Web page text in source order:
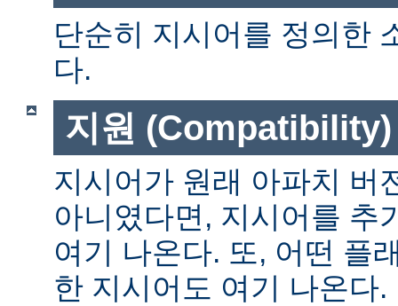
단순히 지시어를 정의한
다.
지원 (Compatibility)
지시어가 원래 아파치 버
아니였다면, 지시어를 추
여기 나온다. 또, 어떤 플
한 지시어도 여기 나온다.